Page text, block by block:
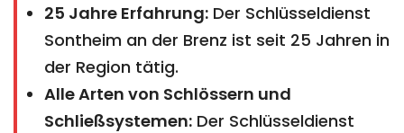
25 Jahre Erfahrung: Der Schlüsseldienst
Sontheim an der Brenz ist seit 25 Jahren in
der Region tätig.
Alle Arten von Schlössern und
Schließsystemen: Der Schlüsseldienst